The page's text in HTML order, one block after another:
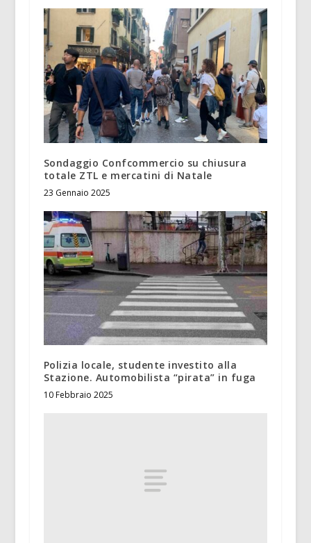
Sondaggio Confcommercio su chiusura
totale ZTL e mercatini di Natale
23 Gennaio 2025
Polizia locale, studente investito alla
Stazione. Automobilista “pirata” in fuga
10 Febbraio 2025